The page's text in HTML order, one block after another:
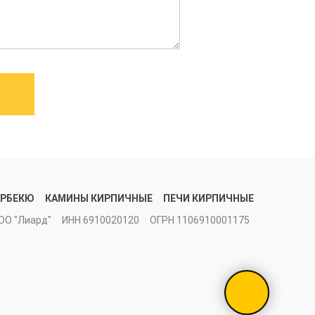
КАМИНЫ КИРПИЧНЫЕ
ПЕЧИ КИРПИЧНЫЕ
"Лиард" ИНН 6910020120 ОГРН 1106910001175